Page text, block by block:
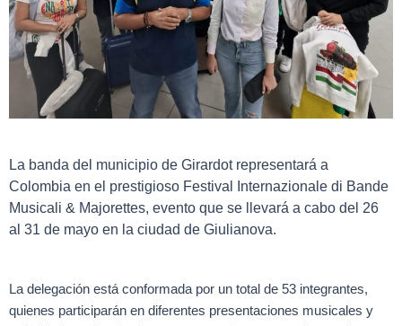
La banda del municipio de Girardot representará a
Colombia en el prestigioso Festival Internazionale di Bande
Musicali & Majorettes, evento que se llevará a cabo del 26
al 31 de mayo en la ciudad de Giulianova.
La delegación está conformada por un total de 53 integrantes,
quienes participarán en diferentes presentaciones musicales y